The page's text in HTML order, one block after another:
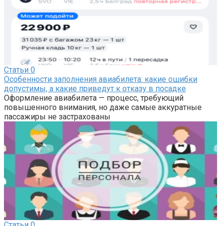
Статьи 0
Особенности заполнения авиабилета: какие ошибки
допустимы, а какие приведут к отказу в посадке
Оформление авиабилета — процесс, требующий
повышенного внимания, но даже самые аккуратные
пассажиры не застрахованы